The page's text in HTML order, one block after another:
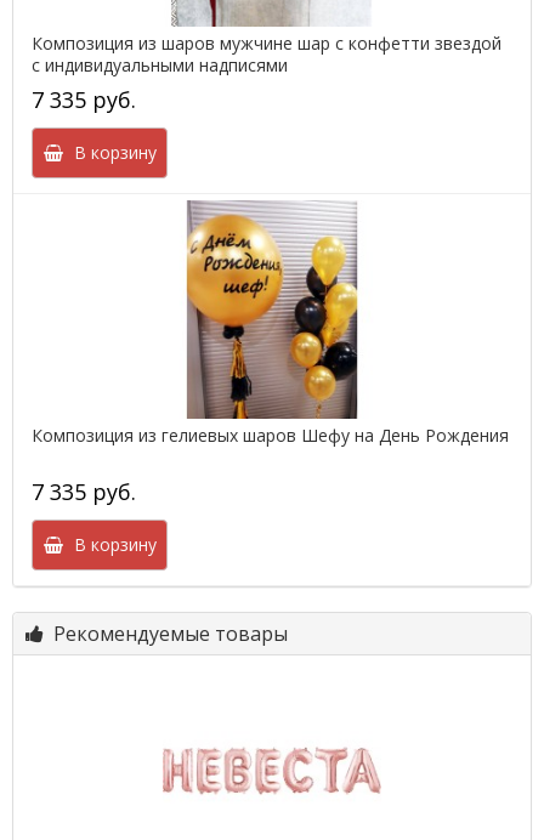
Композиция из шаров мужчине шар с конфетти звездой
с индивидуальными надписями
7 335 руб.
В корзину
Композиция из гелиевых шаров Шефу на День Рождения
7 335 руб.
В корзину
Рекомендуемые товары